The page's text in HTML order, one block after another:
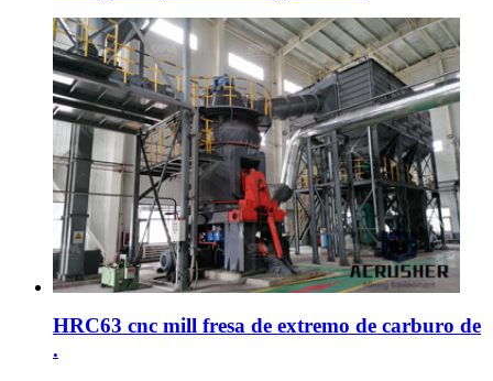
HRC63 cnc mill fresa de extremo de carburo de
.